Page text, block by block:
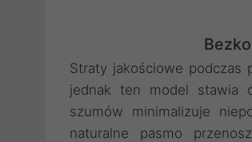
Straty jakościowe podczas
jednak ten model stawia
szumów minimalizuje
naturalne pasmo